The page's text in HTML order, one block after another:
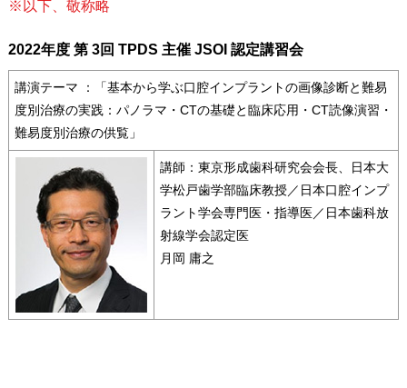
※以下、敬称略
2022年度 第 3回 TPDS 主催 JSOI 認定講習会
講演テーマ ：「基本から学ぶ口腔インプラントの画像診断と難易
度別治療の実践：パノラマ・CTの基礎と臨床応用・CT読像演習・
難易度別治療の供覧」
講師：東京形成歯科研究会会長、日本大
学松戸歯学部臨床教授／日本口腔インプ
ラント学会専門医・指導医／日本歯科放
射線学会認定医
月岡 庸之